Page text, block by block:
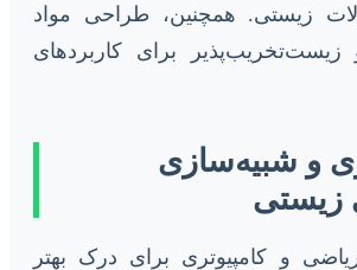
زیستی. همچنین، طراحی مواد
برای کاربردهای
و شبیه‌سازی
زیستی
و کامپیوتری برای درک بهتر